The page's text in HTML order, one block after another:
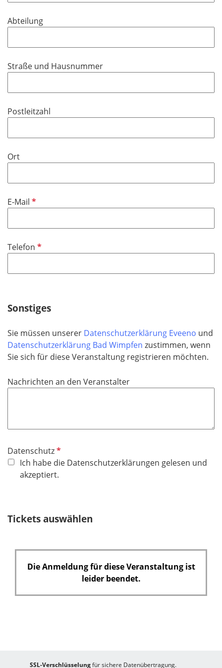
d
e
d
Abteilung
Straße und Hausnummer
Postleitzahl
Ort
E-Mail P
l
c
t
l
Telefon P
l
h
f
e
Sonstiges
Sie müssen unserer Datenschutzerklärung Eveeno und
Datenschutzerklärung Bad Wimpfen zustimmen, wenn
Sie sich für diese Veranstaltung registrieren möchten.
Nachrichten an den Veranstalter
DatenschutzP
f
l
t
d
Ich habe die Datenschutzerklärungen gelesen und
akzeptiert.
Tickets auswählen
Die Anmeldung für diese Veranstaltung ist
leider beendet.
SSL-Verschlüsselungfür sichere Datenübertragung.